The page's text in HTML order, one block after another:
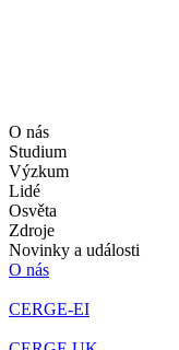
O nás
Studium
Výzkum
Lidé
Osvěta
Zdroje
Novinky a události
O nás
CERGE-EI